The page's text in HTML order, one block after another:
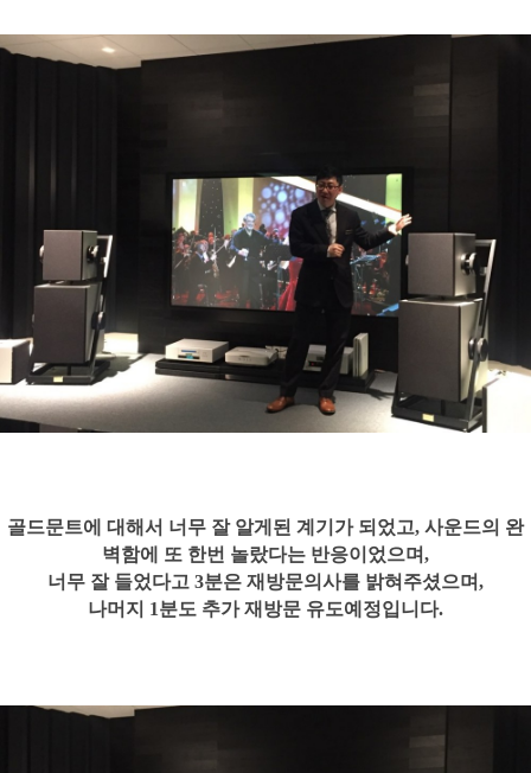
골드문트에 대해서 너무 잘 알게된 계기가 되었고, 사운드의 완
벽함에 또 한번 놀랐다는 반응이었으며,
너무 잘 들었다고 3분은 재방문의사를 밝혀주셨으며,
나머지 1분도 추가 재방문 유도예정입니다.